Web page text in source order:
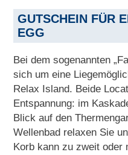
GUTSCHEIN FÜR
EGG
Bei dem sogenannten
sich um eine
Relax Island. Beide
Entspannung: im
Blick auf den
Wellenbad relaxen Sie
Korb kann zu zweit oder